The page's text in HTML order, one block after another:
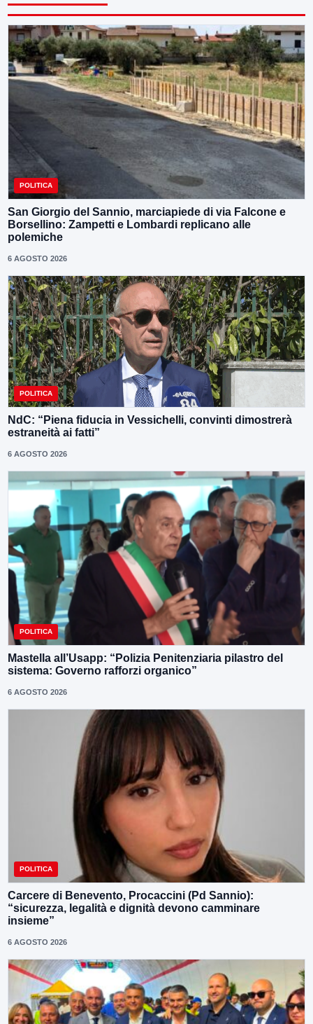
POLITICA
San Giorgio del Sannio, marciapiede di via Falcone e
Borsellino: Zampetti e Lombardi replicano alle
polemiche
6 AGOSTO 2026
POLITICA
NdC: “Piena fiducia in Vessichelli, convinti dimostrerà
estraneità ai fatti”
6 AGOSTO 2026
POLITICA
Mastella all’Usapp: “Polizia Penitenziaria pilastro del
sistema: Governo rafforzi organico”
6 AGOSTO 2026
POLITICA
Carcere di Benevento, Procaccini (Pd Sannio):
“sicurezza, legalità e dignità devono camminare
insieme”
6 AGOSTO 2026